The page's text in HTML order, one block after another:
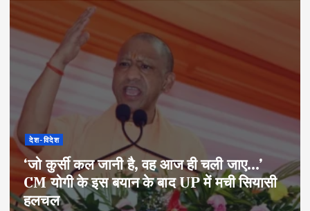
देश-विदेश
‘जो कुर्सी कल जानी है, वह आज ही चली जाए…’
CM योगी के इस बयान के बाद UP में मची सियासी
हलचल